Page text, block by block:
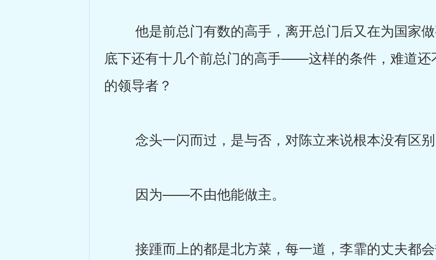
他是前总门有数的高手，离开总门后又在为国家做
底下还有十几个前总门的高手——这样的条件，难道还
的领导者？
念头一闪而过，是与否，对陈立来说根本没有区
因为——不由他能做主。
接踵而上的都是北方菜，每一道，李霏的丈夫都会